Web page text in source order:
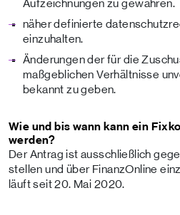
Aufzeichnungen zu gewähren.
näher definierte
einzuhalten.
Änderungen der für die
maßgeblichen Verhältnisse
bekannt zu geben.
Wie und bis wann kann ein
werden?
Der Antrag ist ausschließlich
stellen und über FinanzOnline
läuft seit 20. Mai 2020.